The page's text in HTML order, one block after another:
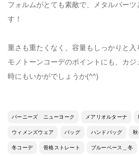
フォルムがとても素敵で、メタルパー
す！
重さも重たくなく、容量もしっかりと入
モノトーンコーデのポイントにも、カ
時にもいかがでしょうか(^^)
バーニーズ ニューヨーク メアリオルターナ
ウィメンズウェア バッグ ハンドバッグ 秋
冬コーデ 骨格ストレート ブルーベース＿冬